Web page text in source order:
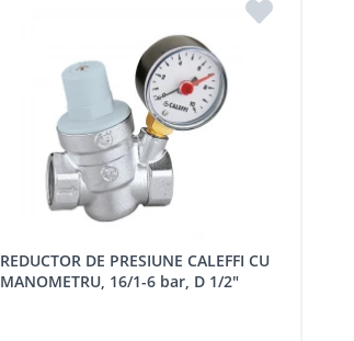
REDUCTOR DE PRESIUNE CALEFFI CU
MANOMETRU, 16/1-6 bar, D 1/2"